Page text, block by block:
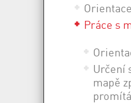
Orientace
Práce s
Určení
mapě